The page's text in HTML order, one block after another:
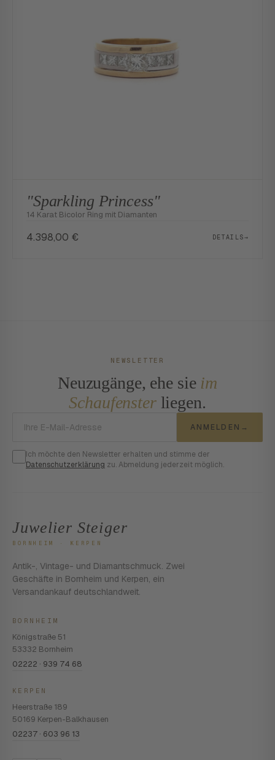
"Sparkling Princess"
14 Karat Bicolor Ring mit Diamanten
4.398,00 € DETAILS→
NEWSLETTER
Neuzugänge, ehe sie im
Schaufensterliegen.
ANMELDEN →
Ich möchte den Newsletter erhalten und stimme der
Datenschutzerklärung zu. Abmeldung jederzeit möglich.
Juwelier Steiger
BORNHEIM · KERPEN
Antik-, Vintage- und Diamantschmuck. Zwei
Geschäfte in Bornheim und Kerpen, ein
Versandankauf deutschlandweit.
BORNHEIM
Königstraße 51
53332 Bornheim
02222 · 939 74 68
KERPEN
Heerstraße 189
50169 Kerpen-Balkhausen
02237 · 603 96 13